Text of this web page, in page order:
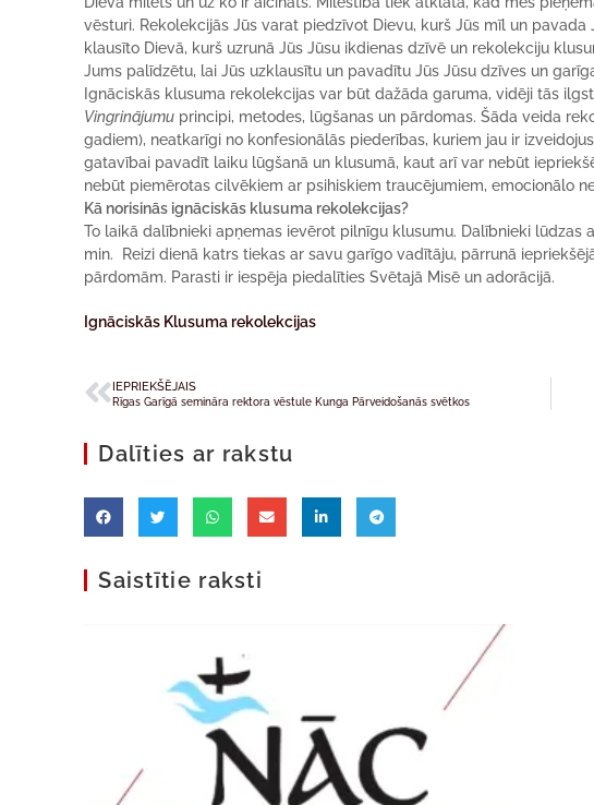
vēsturi. Rekolekcijās Jūs varat piedzīvot Dievu, kurš Jūs mīl un
klausīto Dievā, kurš uzrunā Jūs Jūsu ikdienas dzīvē un rekolekciju
Jums palīdzētu, lai Jūs uzklausītu un pavadītu Jūs Jūsu dzīves un
Ignāciskās klusuma rekolekcijas var būt dažāda garuma, vidēji tās
Vingrinājumu principi, metodes, lūgšanas un pārdomas. Šāda veida
gadiem), neatkarīgi no konfesionālās piederības, kuriem jau ir
gatavībai pavadīt laiku lūgšanā un klusumā, kaut arī var nebūt
nebūt piemērotas cilvēkiem ar psihiskiem traucējumiem, emocionālo
Kā norisinās ignāciskās klusuma rekolekcijas?
To laikā dalībnieki apņemas ievērot pilnīgu klusumu. Dalībnieki lūdzas
min. Reizi dienā katrs tiekas ar savu garīgo vadītāju, pārrunā
pārdomām. Parasti ir iespēja piedalīties Svētajā Misē un adorācijā.
Ignāciskās Klusuma rekolekcijas
IEPRIEKŠĒJAIS
Rīgas Garīgā semināra rektora vēstule Kunga Pārveidošanās svētkos
Dalīties ar rakstu
Saistītie raksti